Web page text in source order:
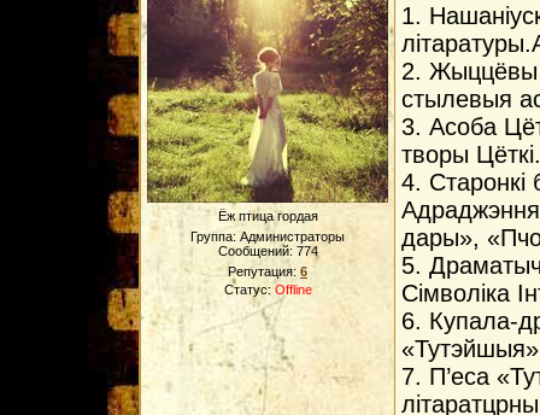
Ёж птица гордая
Группа: Администраторы
Сообщений: 774
Репутация: 6
Статус: Offline
1.
2. Жыццёвы
стылевыя
3. Асоба
творы Цёткi.
4. Старонкi
дары»,
5.
Сiмволiка
6. Купала-
7. П’еса